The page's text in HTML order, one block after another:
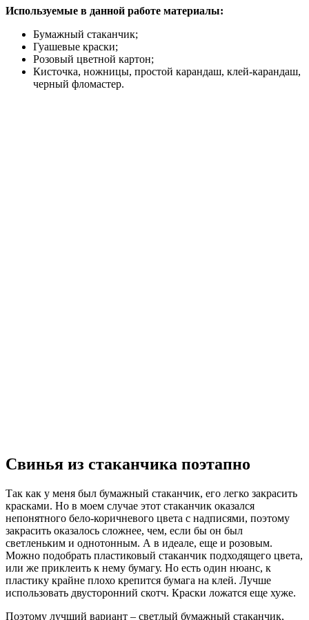
Используемые в данной работе материалы:
Бумажный стаканчик;
Гуашевые краски;
Розовый цветной картон;
Кисточка, ножницы, простой карандаш, клей-карандаш,
черный фломастер.
Свинья из стаканчика поэтапно
Так как у меня был бумажный стаканчик, его легко закрасить
красками. Но в моем случае этот стаканчик оказался
непонятного бело-коричневого цвета с надписями, поэтому
закрасить оказалось сложнее, чем, если бы он был
светленьким и однотонным. А в идеале, еще и розовым.
Можно подобрать пластиковый стаканчик подходящего цвета,
или же приклеить к нему бумагу. Но есть один нюанс, к
пластику крайне плохо крепится бумага на клей. Лучше
использовать двусторонний скотч. Краски ложатся еще хуже.
Поэтому лучший вариант – светлый бумажный стаканчик,